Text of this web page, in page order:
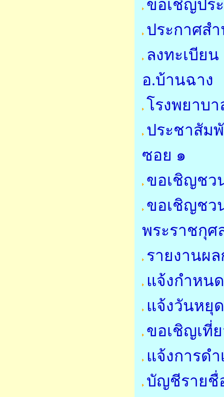
ขอเชิญปร
ประกาศส
ลงทะเบีย
อ.บ้านฉาง
โรงพยาบ
ประชาสัม
ซอย ๑
ขอเชิญชว
ขอเชิญชว
พระราชกุศ
รายงานผ
แจ้งกำหน
แจ้งวันหยุ
ขอเชิญเที่
แจ้งการด
บัญชีรายชื่